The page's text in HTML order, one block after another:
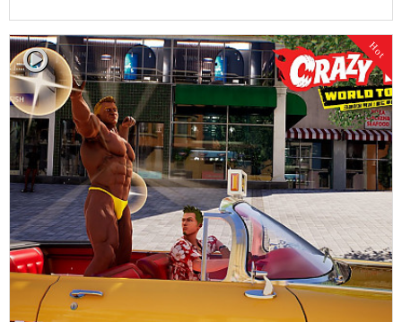
Hot